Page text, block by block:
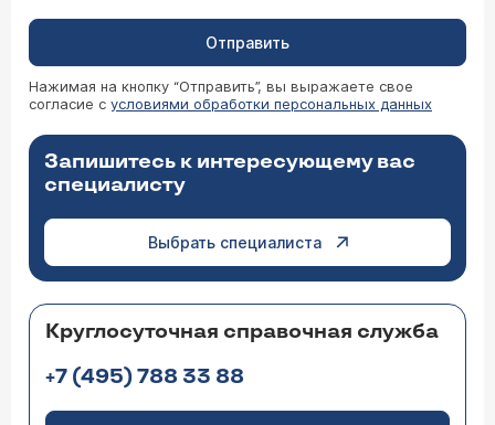
Отправить
Нажимая на кнопку “Отправить”, вы выражаете свое
согласие с условиями обработки персональных данных
Запишитесь к интересующему вас
специалисту
Выбрать специалиста
Круглосуточная справочная служба
+7 (495) 788 33 88